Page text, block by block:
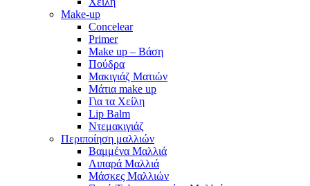
Make-up
Concelear
Primer
Make up – Βάση
Πούδρα
Μακιγιάζ Ματιών
Μάτια make up
Για τα Χείλη
Lip Balm
Ντεμακιγιάζ
Περιποίηση μαλλιών
Βαμμένα Μαλλιά
Λιπαρά Μαλλιά
Μάσκες Μαλλιών